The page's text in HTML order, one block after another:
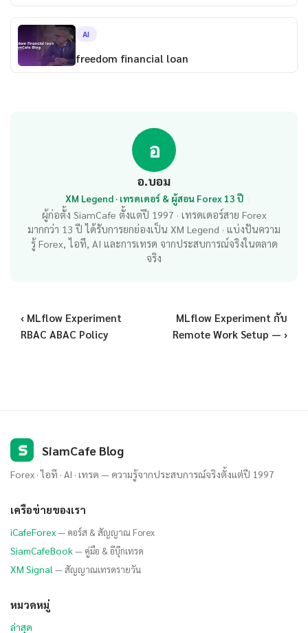
AI
freedom financial loan
อ
อ.บอม
XM Legend · เทรดเดอร์ & ผู้สอน Forex 13 ปี
ผู้ก่อตั้ง SiamCafe ตั้งแต่ปี 1997 · เทรดเดอร์สาย Forex
มากกว่า 13 ปี ได้รับการยกย่องเป็น XM Legend · แบ่งปันความ
รู้ Forex, ไอที, AI และการเทรด จากประสบการณ์จริงในตลาด
จริง
‹ MLflow Experiment
RBAC ABAC Policy
MLflow Experiment กับ
Remote Work Setup — ›
S SiamCafe Blog
Forex · ไอที · AI · เทรด — ความรู้จากประสบการณ์จริงตั้งแต่ปี 1997
เครือข่ายของเรา
iCafeForex— คอร์ส & สัญญาณ Forex
SiamCafeBook— คู่มือ & อีบุ๊กเทรด
XM Signal — สัญญาณเทรดรายวัน
หมวดหมู่
ล่าสุด